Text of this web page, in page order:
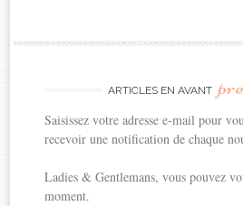
ARTICLES EN AVANT
Saisissez votre adresse e-mail pour
recevoir une notification de chaque
Ladies & Gentlemans, vous pouvez
moment.